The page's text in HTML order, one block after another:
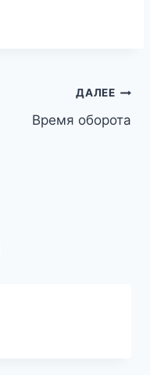
ДАЛЕЕ
Время оборота